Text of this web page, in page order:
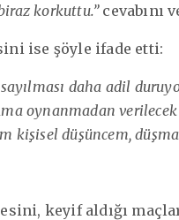
korkuttu.”cevabını
ise şöyle ifade etti:
daha adil
oynanmadan
kişisel düşüncem,
keyif aldığı